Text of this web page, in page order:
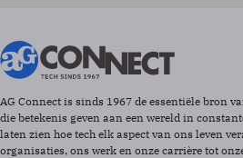
AG Connect is sinds 1967 de essentiële bron
die betekenis geven aan een wereld in
laten zien hoe tech elk aspect van ons leven
organisaties, ons werk en onze carrière tot